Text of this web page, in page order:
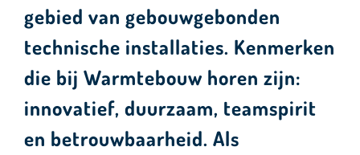
gebied van gebouwgebonden
technische installaties. Kenmerken
die bij Warmtebouw horen zijn:
innovatief, duurzaam, teamspirit
en betrouwbaarheid. Als